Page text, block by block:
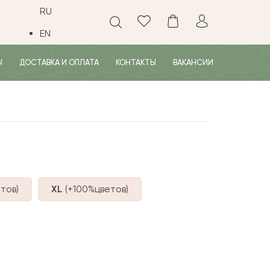
RU
EN
ДОСТАВКА И ОПЛАТА КОНТАКТЫ ВАКАНСИИ
) XL (+100%цветов)